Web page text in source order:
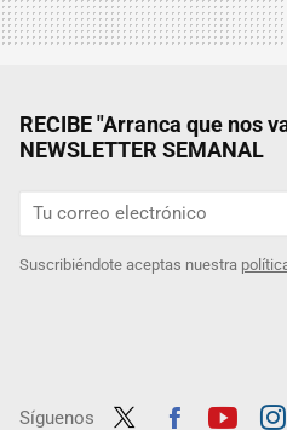
RECIBE "Arranca que nos
NEWSLETTER SEMANAL
Suscribiéndote aceptas nuestra
Síguenos